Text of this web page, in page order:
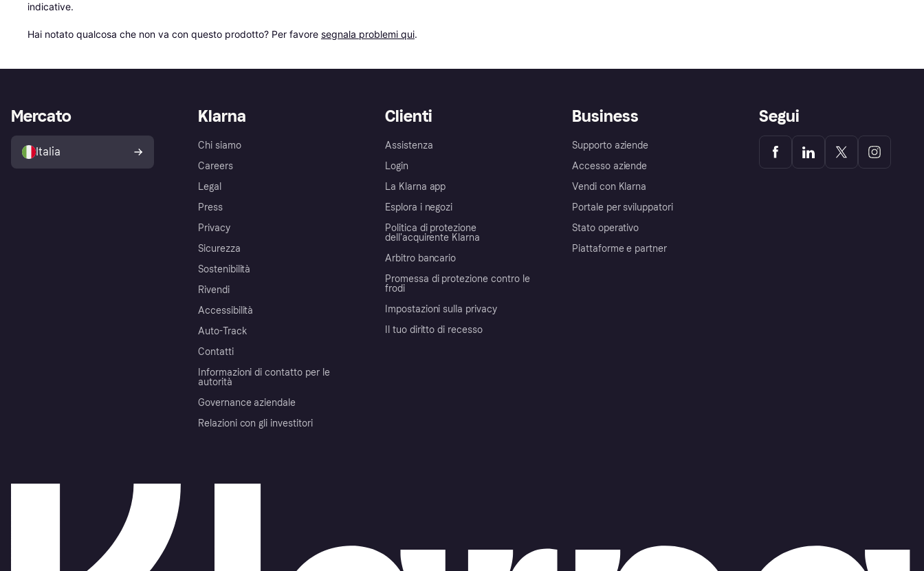
indicative.
Hai notato qualcosa che non va con questo prodotto? Per favore segnala problemi qui.
Klarna
Chi siamo
Careers
Legal
Press
Privacy
Sicurezza
Sostenibilità
Rivendi
Accessibilità
Auto-Track
Contatti
Informazioni di contatto per le
autorità
Governance aziendale
Relazioni con gli investitori
Clienti
Assistenza
Login
La Klarna app
Esplora i negozi
Politica di protezione
dell'acquirente Klarna
Arbitro bancario
Promessa di protezione contro le
frodi
Impostazioni sulla privacy
Il tuo diritto di recesso
Business
Supporto aziende
Accesso aziende
Vendi con Klarna
Portale per sviluppatori
Stato operativo
Piattaforme e partner
Mercato
Italia
Segui